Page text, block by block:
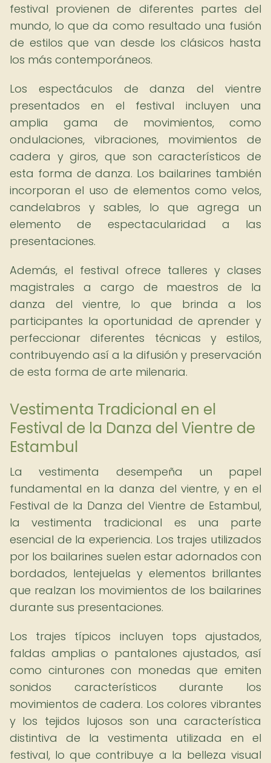
festival provienen de diferentes partes del
mundo, lo que da como resultado una fusión
de estilos que van desde los clásicos hasta
los más contemporáneos.
Los espectáculos de danza del vientre
presentados en el festival incluyen una
amplia gama de movimientos, como
ondulaciones, vibraciones, movimientos de
cadera y giros, que son característicos de
esta forma de danza. Los bailarines también
incorporan el uso de elementos como velos,
candelabros y sables, lo que agrega un
elemento de espectacularidad a las
presentaciones.
Además, el festival ofrece talleres y clases
magistrales a cargo de maestros de la
danza del vientre, lo que brinda a los
participantes la oportunidad de aprender y
perfeccionar diferentes técnicas y estilos,
contribuyendo así a la difusión y preservación
de esta forma de arte milenaria.
Vestimenta Tradicional en el
Festival de la Danza del Vientre de
Estambul
La vestimenta desempeña un papel
fundamental en la danza del vientre, y en el
Festival de la Danza del Vientre de Estambul,
la vestimenta tradicional es una parte
esencial de la experiencia. Los trajes utilizados
por los bailarines suelen estar adornados con
bordados, lentejuelas y elementos brillantes
que realzan los movimientos de los bailarines
durante sus presentaciones.
Los trajes típicos incluyen tops ajustados,
faldas amplias o pantalones ajustados, así
como cinturones con monedas que emiten
sonidos característicos durante los
movimientos de cadera. Los colores vibrantes
y los tejidos lujosos son una característica
distintiva de la vestimenta utilizada en el
festival, lo que contribuye a la belleza visual